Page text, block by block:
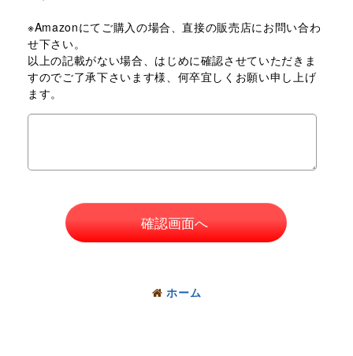
※Amazonにてご購入の場合、直接の販売店にお問い合わ
せ下さい。
以上の記載がない場合、はじめに確認させていただきま
すのでご了承下さいます様、何卒宜しくお願い申し上げ
ます。
確認画面へ
ホーム